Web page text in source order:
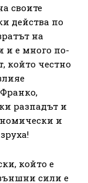
своите
действа по
на
и е много по-
който честно
разпадът и
и
който е
сили е